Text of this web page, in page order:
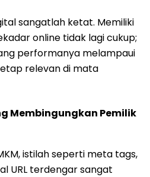
sangatlah ketat. Memiliki
online tidak lagi cukup;
performanya melampaui
relevan di mata
Membingungkan Pemilik
istilah seperti meta tags,
URL terdengar sangat